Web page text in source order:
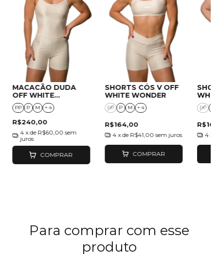
MACACÃO DUDA
OFF WHITE
WONDER
PP P M + 4
R$240,00
4 x de R$60,00 sem
juros
COMPRAR
SHORTS CÓS V OFF
WHITE WONDER
PP P M + 4
R$164,00
4 x de R$41,00 sem juros
COMPRAR
PP
4 x
Para comprar com esse
produto